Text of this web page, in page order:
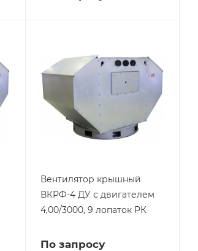
Вентилятор крышный
ВКРФ-4 ДУ с двигателем
4,00/3000, 9 лопаток РК
По запросу